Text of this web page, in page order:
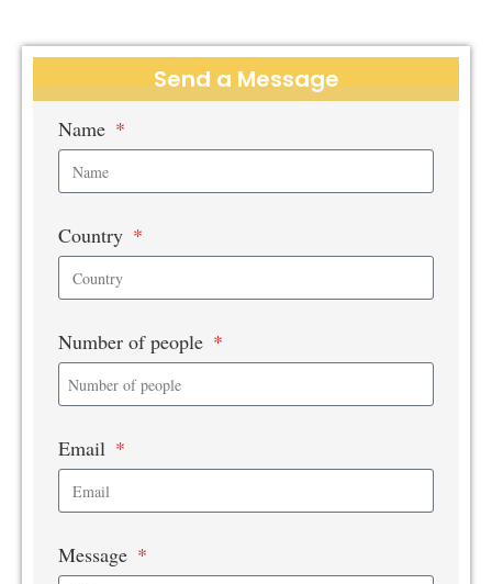
Send a Message
Name
Country
Number of people
Email
Message